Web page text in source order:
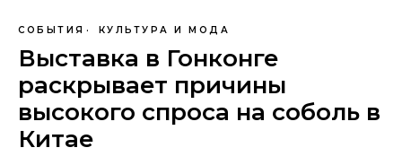
СОБЫТИЯ КУЛЬТУРА И МОДА
Выставка в Гонконге
раскрывает причины
высокого спроса на соболь в
Китае